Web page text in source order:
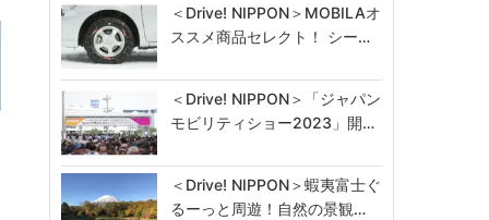
＜Drive! NIPPON＞MOBILAオ
ススメ商品セレクト！ シー…
＜Drive! NIPPON＞「ジャパン
モビリティショー2023」開…
＜Drive! NIPPON＞蝦夷富士ぐ
るーっと周遊！自然の景観…